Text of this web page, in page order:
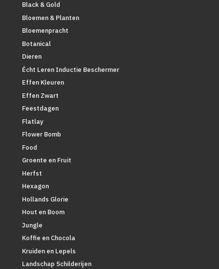
Black & Gold
Bloemen & Planten
Bloemenpracht
Botanical
Dieren
Écht Leren Inductie Beschermer
Effen Kleuren
Effen Zwart
Feestdagen
Flatlay
Flower Bomb
Food
Groente en Fruit
Herfst
Hexagon
Hollands Glorie
Hout en Boom
Jungle
Koffie en Chocola
Kruiden en Lepels
Landschap Schilderijen